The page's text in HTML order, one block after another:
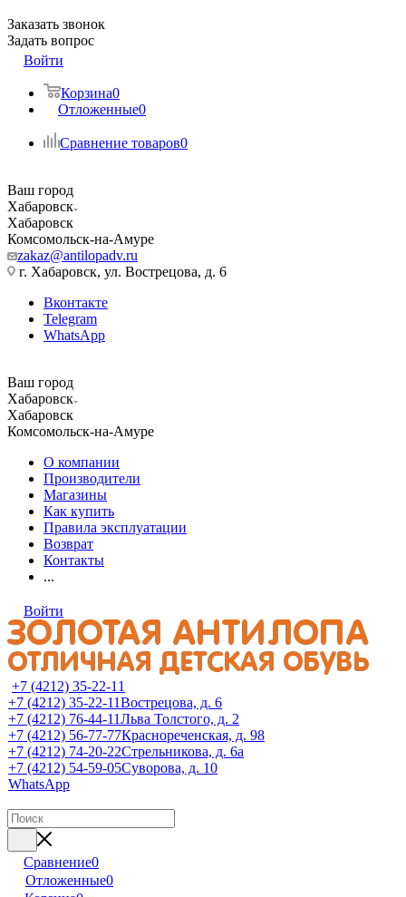
Заказать звонок
Задать вопрос
Войти
Корзина0
Отложенные0
Сравнение товаров0
Ваш город
Хабаровск
Хабаровск
Комсомольск-на-Амуре
zakaz@antilopadv.ru
г. Хабаровск, ул. Вострецова, д. 6
Вконтакте
Telegram
WhatsApp
Ваш город
Хабаровск
Хабаровск
Комсомольск-на-Амуре
О компании
Производители
Магазины
Как купить
Правила эксплуатации
Возврат
Контакты
...
Войти
+7 (4212) 35-22-11
+7 (4212) 35-22-11Вострецова, д. 6
+7 (4212) 76-44-11Льва Толстого, д. 2
+7 (4212) 56-77-77Краснореченская, д. 98
+7 (4212) 74-20-22Стрельникова, д. 6а
+7 (4212) 54-59-05Суворова, д. 10
WhatsApp
Сравнение0
Отложенные0